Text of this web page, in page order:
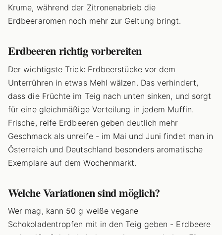
Krume, während der Zitronenabrieb die
Erdbeeraromen noch mehr zur Geltung bringt.
Erdbeeren richtig vorbereiten
Der wichtigste Trick: Erdbeerstücke vor dem
Unterrühren in etwas Mehl wälzen. Das verhindert,
dass die Früchte im Teig nach unten sinken, und sorgt
für eine gleichmäßige Verteilung in jedem Muffin.
Frische, reife Erdbeeren geben deutlich mehr
Geschmack als unreife - im Mai und Juni findet man in
Österreich und Deutschland besonders aromatische
Exemplare auf dem Wochenmarkt.
Welche Variationen sind möglich?
Wer mag, kann 50 g weiße vegane
Schokoladentropfen mit in den Teig geben - Erdbeere